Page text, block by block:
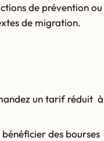
de prévention ou
de migration.
un tarif réduit à
des bourses